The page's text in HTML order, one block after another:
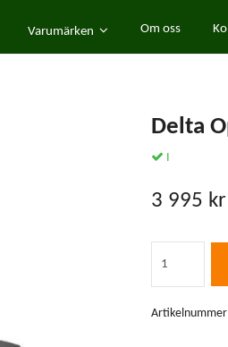
Delta
I
3 995 kr
Varumärken Om oss